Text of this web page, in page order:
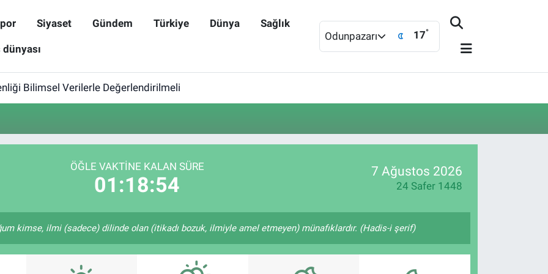
Siyaset Gündem Türkiye Dünya Sağlık
Odunpazarı 17°
Bilimsel Verilerle Değerlendirilmeli
ÖĞLE VAKTINE KALAN SÜRE
01:18:54
7 Ağustos 2026
24 Safer 1448
kimse, ilmi (sadece) dilinde olan (itikadı bozuk, ilmiyle amel etmeyen) münafıklardır. (Hadis-i şerif)